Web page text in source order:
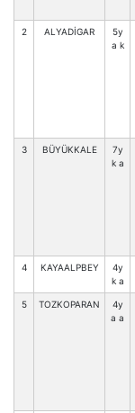
2 ALYADİGAR
5y
a k
3 BÜYÜKKALE
7y
k a
4 KAYAALPBEY
4y
k a
5 TOZKOPARAN
4y
a a